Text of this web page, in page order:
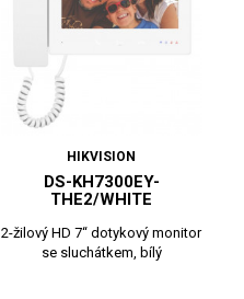
HIKVISION
DS-KH7300EY-
THE2/WHITE
2-žilový HD 7“ dotykový monitor
se sluchátkem, bílý